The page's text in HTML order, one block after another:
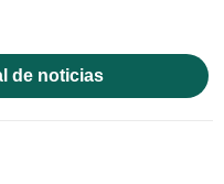
de noticias